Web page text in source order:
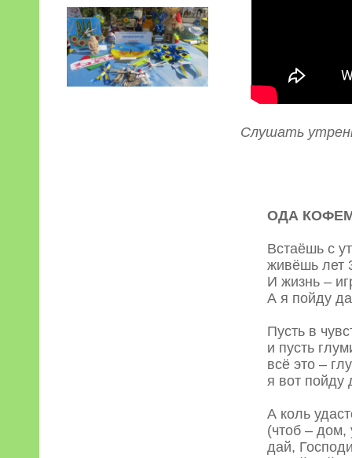
Слушать
ОДА
Встаёшь с
живёшь лет
И жизнь –
А я пойду
Пусть в
и пусть
всё это –
я вот
А коль
(чтоб –
дай,